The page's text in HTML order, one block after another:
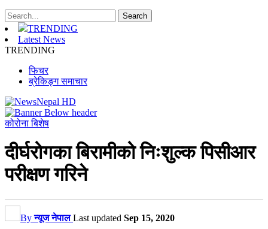
TRENDING
Latest News
TRENDING
फिचर
ब्रेकिङ्ग समाचार
कोरोना बिशेष
दीर्घरोगका बिरामीको निःशुल्क पिसीआर
परीक्षण गरिने
Byन्यूज नेपाल Last updated Sep 15, 2020